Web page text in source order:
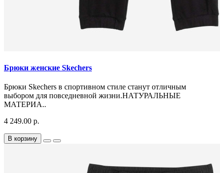
Брюки женские Skechers
Брюки Skechers в спортивном стиле станут отличным
выбором для повседневной жизни.НАТУРАЛЬНЫЕ
МАТЕРИА..
4 249.00 р.
В корзину